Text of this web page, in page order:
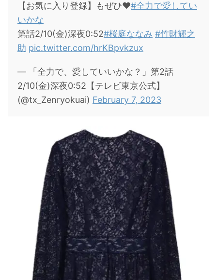
【お気に入り登録】もぜひ❤︎#全力で愛してい
いかな
第話2/10(金)深夜0:52#桜庭ななみ #竹財輝之
助 pic.twitter.com/hrKBpvkzux
— 「全力で、愛していいかな？」第2話
2/10(金)深夜0:52【テレビ東京公式】
(@tx_Zenryokuai) February 7, 2023